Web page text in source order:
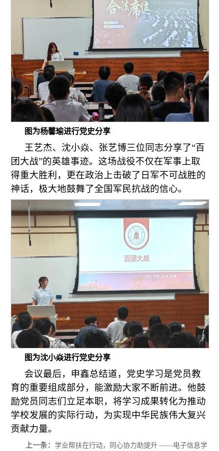
图为杨馨瑜进行党史分享
王艺杰、沈小焱、张艺博三位同志分享了“百
团大战”的英雄事迹。这场战役不仅在军事上取
得重大胜利，更在政治上击破了日军不可战胜的
神话，极大地鼓舞了全国军民抗战的信心。
图为沈小焱进行党史分享
会议最后，申鑫总结道，党史学习是党员教
育的重要组成部分，能激励大家不断前进。他鼓
励党员同志们立足本职，将学习成果转化为推动
学校发展的实际行动，为实现中华民族伟大复兴
贡献力量。
上一条：学业帮扶在行动，同心协力助提升 ——电子信息学